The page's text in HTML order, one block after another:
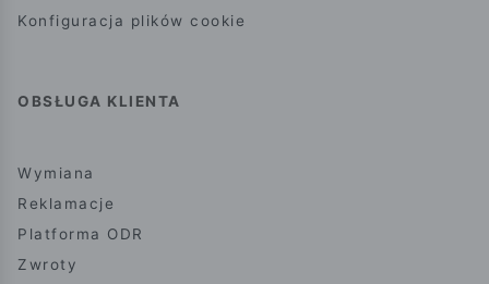
Konfiguracja plików cookie
OBSŁUGA KLIENTA
Wymiana
Reklamacje
Platforma ODR
Zwroty